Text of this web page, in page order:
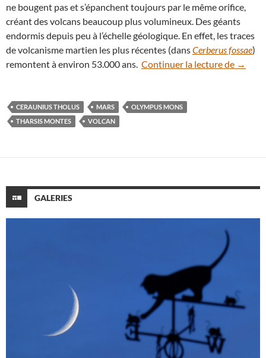
ne bougent pas et s’épanchent toujours par le même orifice,
créant des volcans beaucoup plus volumineux. Des géants
endormis depuis peu à l’échelle géologique. En effet, les traces
de volcanisme martien les plus récentes (dansCerberus fossae)
remontent à environ 53.000 ans. Continuer la lecture de Mars
→
CERAUNIUS THOLUS MARS
OLYMPUS MONS
THARSIS MONTES
VOLCAN
GALERIES